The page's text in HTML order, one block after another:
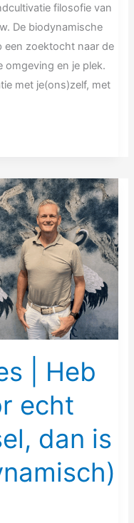
filosofie van
De biodynamische
een zoektocht naar de
omgeving en je plek.
met je(ons)zelf, met
| Heb
echt
dan is